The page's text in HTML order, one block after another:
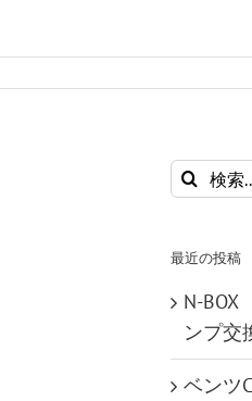
検
索
最近の投稿
N-
ンプ交
ベンツ